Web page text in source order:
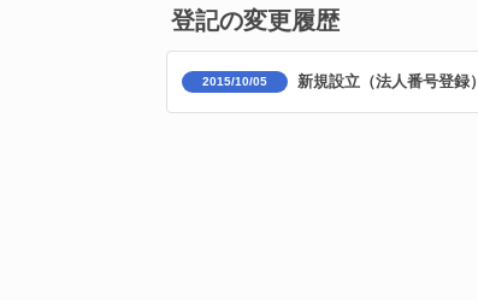
登記の変更履歴
2015/10/05 新規設立（法人番号登録）